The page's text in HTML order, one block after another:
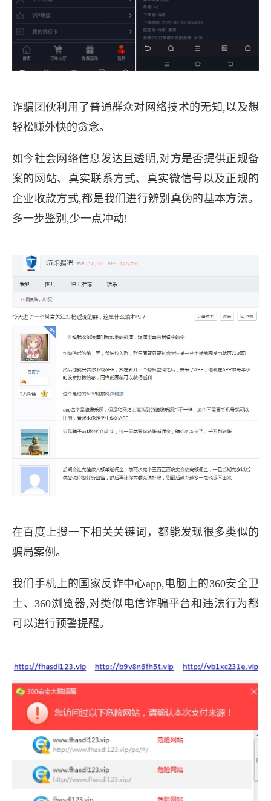
诈骗团伙利用了普通群众对网络技术的无知,以及想
轻松赚外快的贪念。
如今社会网络信息发达且透明,对方是否提供正规备
案的网站、真实联系方式、真实微信号以及正规的
企业收款方式,都是我们进行辨别真伪的基本方法。
多一步鉴别,少一点冲动!
在百度上搜一下相关关键词，都能发现很多类似的
骗局案例。
我们手机上的国家反诈中心app,电脑上的360安全卫
士、360浏览器,对类似电信诈骗平台和违法行为都
可以进行预警提醒。